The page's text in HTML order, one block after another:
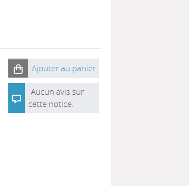
Ajouter au panier
Aucun avis sur
cette notice.